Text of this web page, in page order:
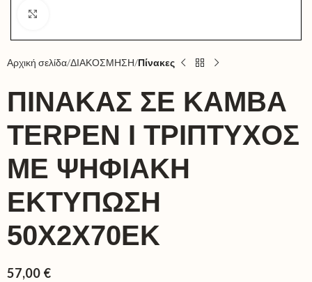
Αρχική σελίδα ΔΙΑΚΟΣΜΗΣΗ Πίνακες
ΠΊΝΑΚΑΣ ΣΕ ΚΑΜΒΆ
TERPEN I ΤΡΊΠΤΥΧΟΣ
ΜΕ ΨΗΦΙΑΚΉ
ΕΚΤΎΠΩΣΗ
50X2X70ΕΚ
57,00 €